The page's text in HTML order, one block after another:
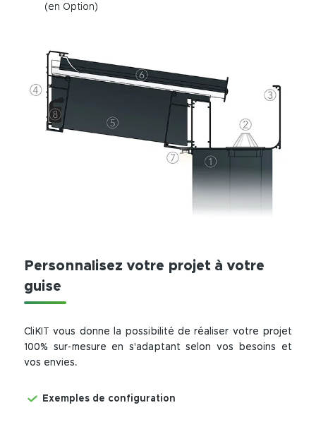
(en Option)
Personnalisez votre projet à votre
guise
CliKIT vous donne la possibilité de réaliser votre projet
100% sur-mesure en s'adaptant selon vos besoins et
vos envies.
Exemples de configuration